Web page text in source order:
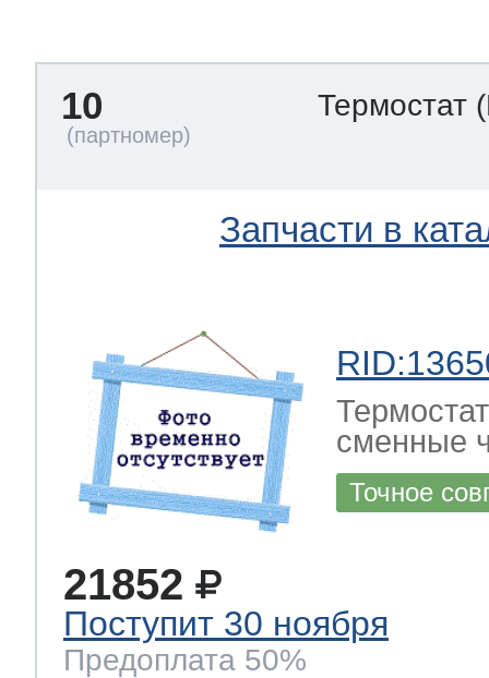
10 Термостат
Запчасти в
сменные
Точное
21852
Поступит 30 ноября
Предоплата 50%